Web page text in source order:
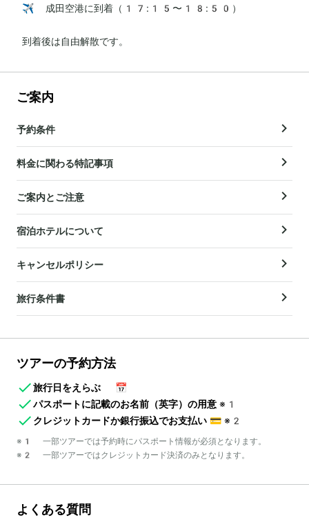
✈️ 成田空港に到着（17:15〜18:50）
到着後は自由解散です。
ご案内
予約条件
料金に関わる特記事項
ご案内とご注意
宿泊ホテルについて
キャンセルポリシー
旅行条件書
ツアーの予約方法
旅行日をえらぶ
📅
パスポートに記載のお名前（英字）の用意 ※1
クレジットカードか銀行振込でお支払い 💳 ※2
※1 一部ツアーでは予約時にパスポート情報が必須となります。
※2 一部ツアーではクレジットカード決済のみとなります。
よくある質問